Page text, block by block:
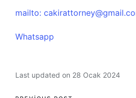
mailto:
Whatsapp
Last updated on 28 Ocak 2024